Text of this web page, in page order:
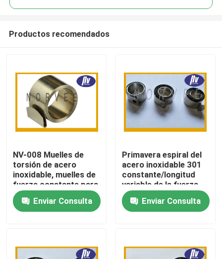
Hogar
Productos
Productos recomendados
NV-008 Muelles de
torsión de acero
inoxidable, muelles de
fuerza constante para
máquinas
expendedoras
Enviar Consulta
Primavera espiral del
acero inoxidable 301
constante/longitud
variable de la fuerza
modificada para
requisitos
particulares
Enviar Consulta